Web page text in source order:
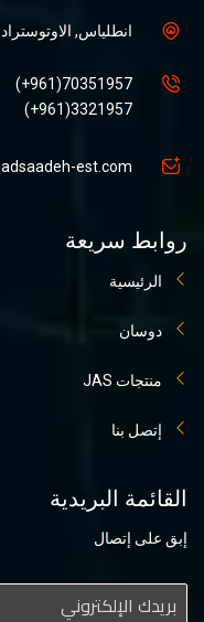
انطلياس,
70351957(961+)
3321957(961+)
est.com
روابط سريعة
الرئيسية
دوسان
منتجات JAS
إتصل بنا
القائمة البريدية
إبق على إتصال